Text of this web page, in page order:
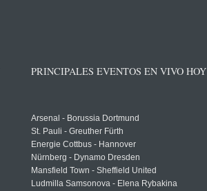
PRINCIPALES EVENTOS EN VIVO HOY
Arsenal - Borussia Dortmund
St. Pauli - Greuther Fürth
Energie Cottbus - Hannover
Nürnberg - Dynamo Dresden
Mansfield Town - Sheffield United
Ludmilla Samsonova - Elena Rybakina